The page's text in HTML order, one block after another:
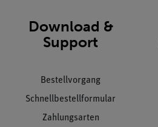
Download &
Support
Bestellvorgang
Schnellbestellformular
Zahlungsarten